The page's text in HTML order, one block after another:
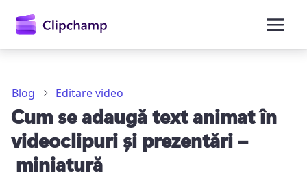
principal
Blog Editare video
Cum se adaugă text animat în
videoclipuri și prezentări –
miniatură